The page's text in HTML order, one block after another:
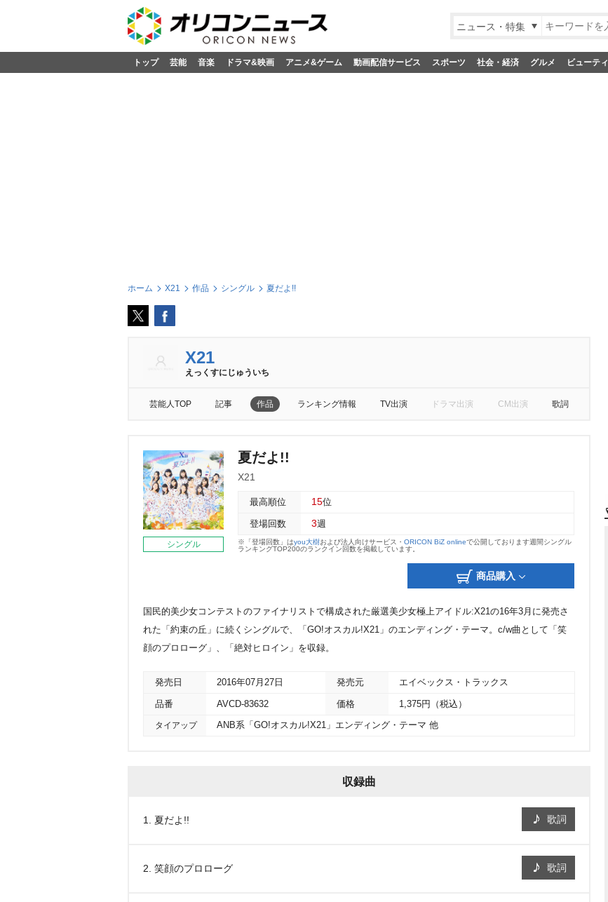
ニュース・特集
トップ 芸能 音楽 ドラマ&映画 アニメ&ゲーム 動画配信サービス スポーツ 社会・経済 グルメ ビューティ
ホーム X21 作品 シングル 夏だよ!!
X21
えっくすにじゅういち
芸能人TOP 記事 作品 ランキング情報 TV出演 ドラマ出演 CM出演 歌詞
シングル
夏だよ!!
X21
最高順位 15位
登場回数 3週
※「登場回数」はyou大樹および法人向けサービス・ ORICON BiZ onlineで公開しております週間シングル
ランキングTOP200のランクイン回数を掲載しています。
商品購入
国民的美少女コンテストのファイナリストで構成された厳選美少女極上アイドル:X21の16年3月に発売さ
れた「約束の丘」に続くシングルで、「GO!オスカル!X21」のエンディング・テーマ。c/w曲として「笑
顔のプロローグ」、「絶対ヒロイン」を収録。
発売日 2016年07月27日 発売元 エイベックス・トラックス
品番 AVCD-83632 価格 1,375円（税込）
タイアップ ANB系「GO!オスカル!X21」エンディング・テーマ 他
収録曲
1. 夏だよ!! 歌詞
2. 笑顔のプロローグ 歌詞